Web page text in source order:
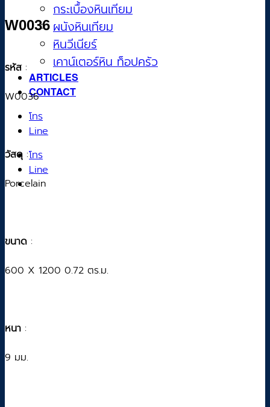
กระเบื้องหินเทียม
ผนังหินเทียม
หินวีเนียร์
เคาน์เตอร์หิน ท็อปครัว
ARTICLES
CONTACT
โทร
Line
โทร
Line
W0036
รหัส:
W0036
วัสดุ :
Porcelain
ขนาด :
600 X 1200 0.72 ตร.ม.
หนา :
9 มม.